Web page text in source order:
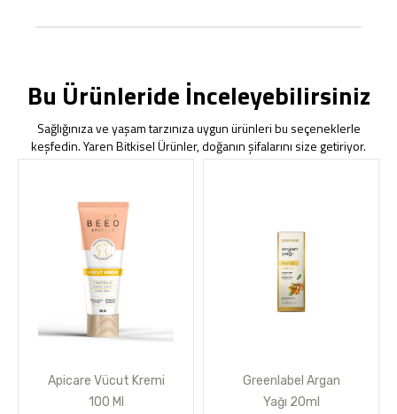
Bu Ürünleride İnceleyebilirsiniz
Sağlığınıza ve yaşam tarzınıza uygun ürünleri bu seçeneklerle
keşfedin. Yaren Bitkisel Ürünler, doğanın şifalarını size getiriyor.
Apicare Vücut Kremi
100 Ml
Greenlabel Argan
Yağı 20ml